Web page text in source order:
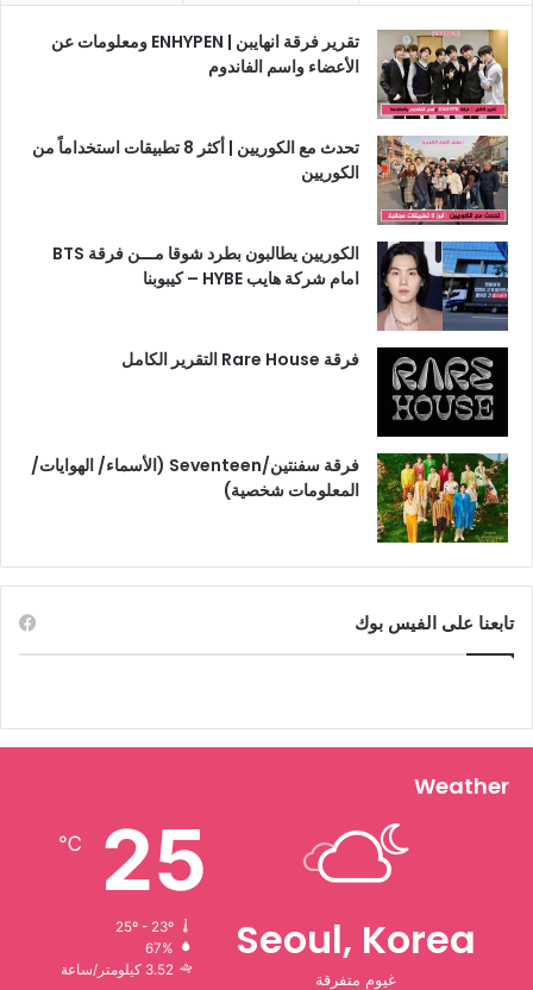
تقرير فرقة انهايبن | ENHYPEN ومعلومات عن
الأعضاء واسم الفاندوم
تحدث مع الكوريين | أكثر 8 تطبيقات استخداماً من
الكوريين
الكوريين يطالبون بطرد شوقا مـــن فرقة BTS
امام شركة هايب HYBE – كيبوبنا
فرقة Rare House التقرير الكامل
فرقة سفنتين/Seventeen (الأسماء/ الهوايات/
المعلومات شخصية)
تابعنا على الفيس بوك
Weather
Seoul, Korea
غيوم متفرقة
25
℃
25º - 23º
67%
3.52 كيلومتر/ساعة